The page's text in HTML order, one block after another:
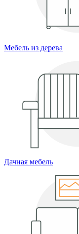
Мебель из дерева
Дачная мебель